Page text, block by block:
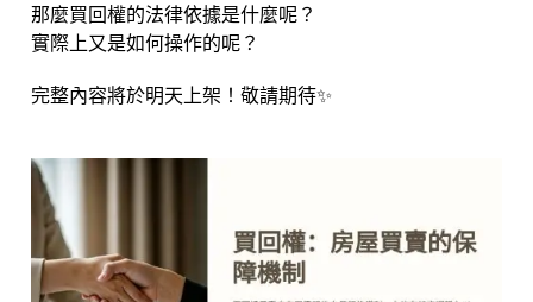
那麼買回權的法律依據是什麼呢？
實際上又是如何操作的呢？
完整內容將於明天上架！敬請期待✨